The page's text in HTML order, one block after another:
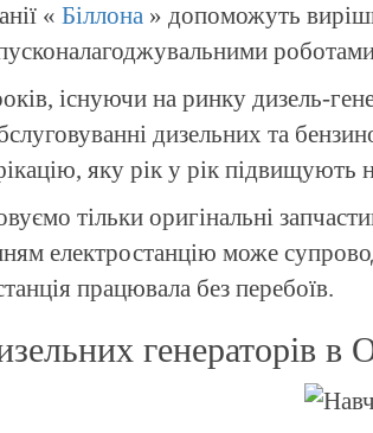
« Біллона » допоможуть
існуючи на ринку дизель-
дизельних та
яку рік у рік підвищують
тільки оригінальні
електростанцію може
працювала без перебоїв.
генераторів в